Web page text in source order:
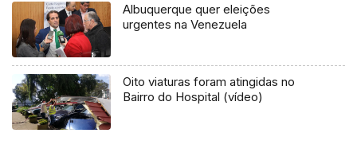
Albuquerque quer eleições
urgentes na Venezuela
Oito viaturas foram atingidas no
Bairro do Hospital (vídeo)